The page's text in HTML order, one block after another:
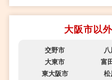
大阪市以
交野市
大東市
富
東大阪市
松